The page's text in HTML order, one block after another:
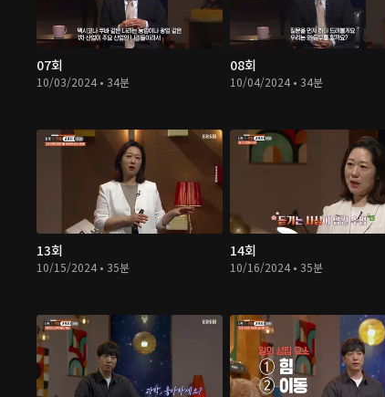
07회
10/03/2024 • 34분
08회
10/04/2024 • 34분
13회
10/15/2024 • 35분
14회
10/16/2024 • 35분